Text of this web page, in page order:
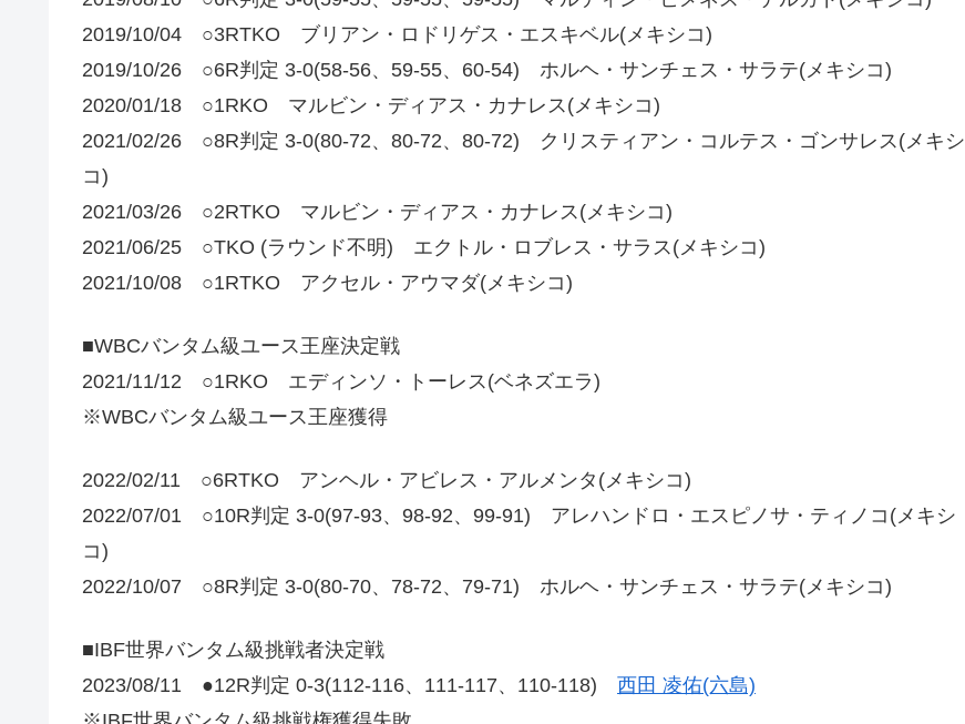
2019/10/04 ○3RTKO ブリアン・ロドリゲス・エスキベル(メキシコ)
2019/10/26 ○6R判定 3-0(58-56、59-55、60-54) ホルヘ・サンチェス・サラテ(メキシコ)
2020/01/18 ○1RKO マルビン・ディアス・カナレス(メキシコ)
2021/02/26 ○8R判定 3-0(80-72、80-72、80-72) クリスティアン・コルテス・ゴンサレス(メキシ
コ)
2021/03/26 ○2RTKO マルビン・ディアス・カナレス(メキシコ)
2021/06/25 ○TKO (ラウンド不明) エクトル・ロブレス・サラス(メキシコ)
2021/10/08 ○1RTKO アクセル・アウマダ(メキシコ)
■WBCバンタム級ユース王座決定戦
2021/11/12 ○1RKO エディンソ・トーレス(ベネズエラ)
※WBCバンタム級ユース王座獲得
2022/02/11 ○6RTKO アンヘル・アビレス・アルメンタ(メキシコ)
2022/07/01 ○10R判定 3-0(97-93、98-92、99-91) アレハンドロ・エスピノサ・ティノコ(メキシ
コ)
2022/10/07 ○8R判定 3-0(80-70、78-72、79-71) ホルヘ・サンチェス・サラテ(メキシコ)
■IBF世界バンタム級挑戦者決定戦
2023/08/11 ●12R判定 0-3(112-116、111-117、110-118) 西田 凌佑(六島)